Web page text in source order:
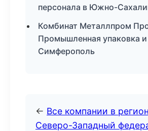
персонала в Южно-
Комбинат Металлпром
Промышленная упаковка и
Симферополь
← Все компании в
Северо-Западный